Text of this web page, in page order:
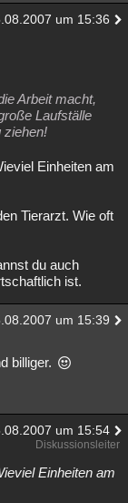
um 15:36
Arbeit macht,
Laufställe
ziehen!
Einheiten am
Tierarzt. Wie oft
du auch
ist.
um 15:39
billiger.
um 15:54
Diskussionsleiter
Einheiten am